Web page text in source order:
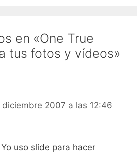
en «One True
tus fotos y vídeos»
diciembre 2007 a las 12:46
uso slide para hacer